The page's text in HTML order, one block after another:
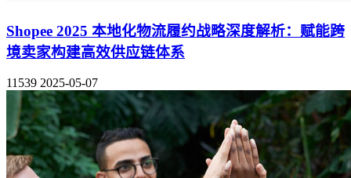
Shopee 2025 本地化物流履约战略深度解析：赋能跨
境卖家构建高效供应链体系
11539 2025-05-07